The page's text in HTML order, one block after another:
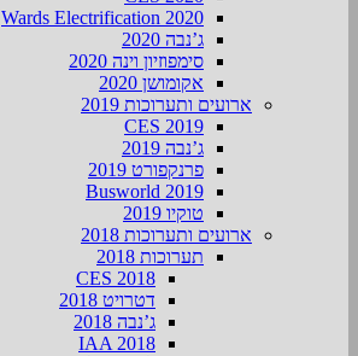
Wards Electrification 2020
ג’נבה 2020
סימפוזיון וינה 2020
אקומושן 2020
ארועים ותערוכות 2019
CES 2019
ג’נבה 2019
פרנקפורט 2019
Busworld 2019
טוקיו 2019
ארועים ותערוכות 2018
תערוכות 2018
CES 2018
דטרויט 2018
ג’נבה 2018
IAA 2018